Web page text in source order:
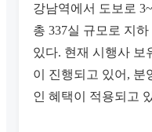
강남역에서 도보로
총 337실 규모로 지
있다. 현재 시행사 보
이 진행되고 있어, 분
인 혜택이 적용되고